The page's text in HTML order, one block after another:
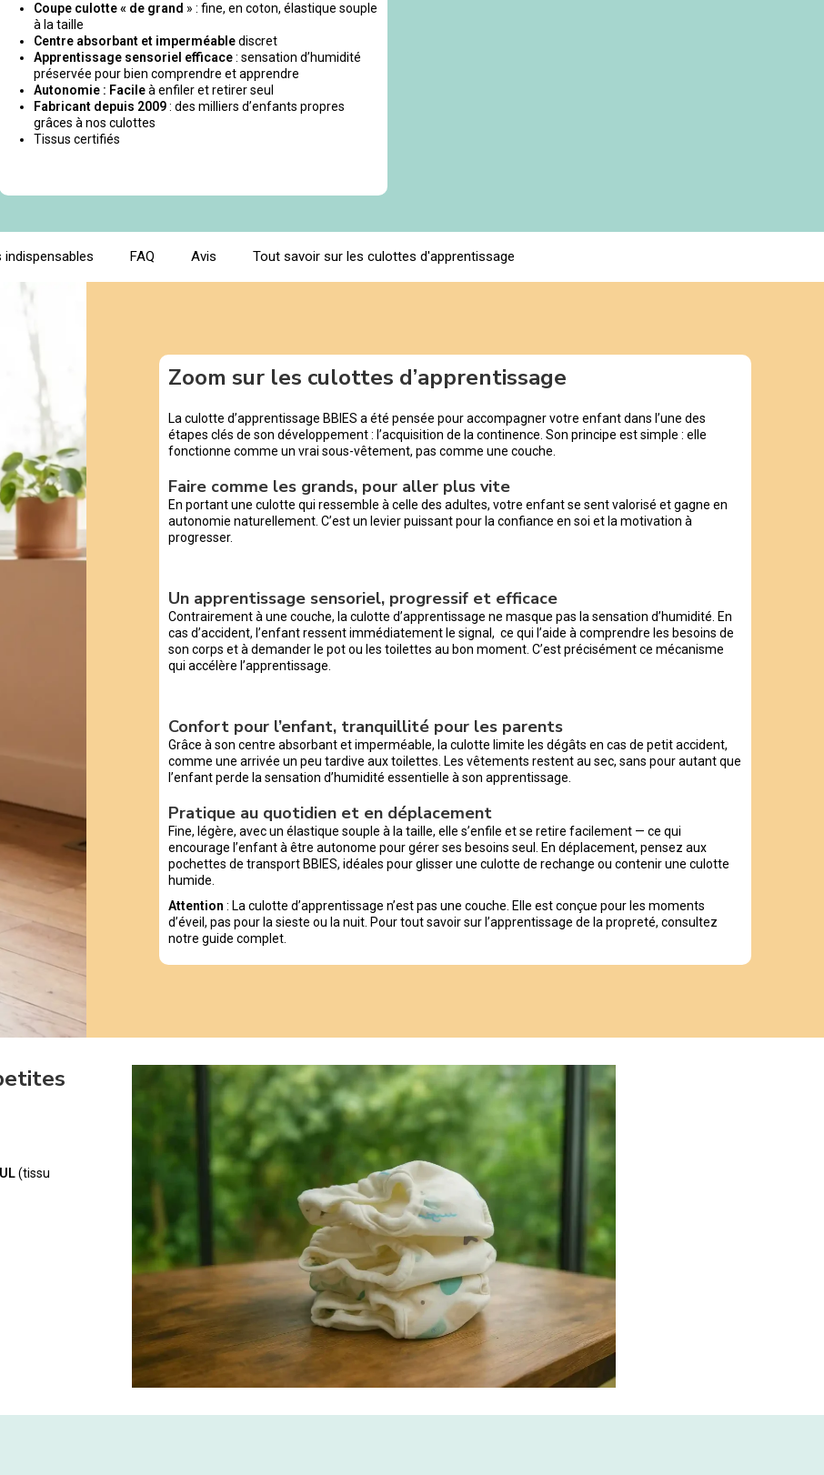
Coupe culotte « de grand » : fine, en coton, élastique souple
à la taille
Centre absorbant et imperméablediscret
Apprentissage sensoriel efficace: sensation d’humidité
préservée pour bien comprendre et apprendre
Autonomie : Facileà enfiler et retirer seul
Fabricant depuis 2009: des milliers d’enfants propres
grâces à nos culottes
Tissus certifiés
FAQ Avis Tout savoir sur les culottes d'apprentissage
Zoom sur les culottes d’apprentissage
La culotte d’apprentissage BBIES a été pensée pour accompagner votre enfant dans l’une des
étapes clés de son développement : l’acquisition de la continence. Son principe est simple : elle
fonctionne comme un vrai sous-vêtement, pas comme une couche.
Faire comme les grands, pour aller plus vite
En portant une culotte qui ressemble à celle des adultes, votre enfant se sent valorisé et gagne en
autonomie naturellement. C’est un levier puissant pour la confiance en soi et la motivation à
progresser.
Un apprentissage sensoriel, progressif et efficace
Contrairement à une couche, la culotte d’apprentissage ne masque pas la sensation d’humidité. En
cas d’accident, l’enfant ressent immédiatement le signal, ce qui l’aide à comprendre les besoins de
son corps et à demander le pot ou les toilettes au bon moment. C’est précisément ce mécanisme
qui accélère l’apprentissage.
Confort pour l’enfant, tranquillité pour les parents
Grâce à son centre absorbant et imperméable, la culotte limite les dégâts en cas de petit accident,
comme une arrivée un peu tardive aux toilettes. Les vêtements restent au sec, sans pour autant que
l’enfant perde la sensation d’humidité essentielle à son apprentissage.
Pratique au quotidien et en déplacement
Fine, légère, avec un élastique souple à la taille, elle s’enfile et se retire facilement — ce qui
encourage l’enfant à être autonome pour gérer ses besoins seul. En déplacement, pensez aux
pochettes de transport BBIES, idéales pour glisser une culotte de rechange ou contenir une culotte
humide.
Attention : La culotte d’apprentissage n’est pas une couche. Elle est conçue pour les moments
d’éveil, pas pour la sieste ou la nuit. Pour tout savoir sur l’apprentissage de la propreté, consultez
notre guide complet.
(tissu